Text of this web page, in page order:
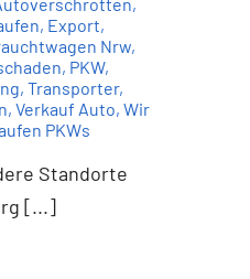
, Export,
Nrw,
, PKW,
, Transporter,
, Verkauf Auto, Wir
PKWs
Standorte
[...]